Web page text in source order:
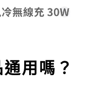
用嗎？